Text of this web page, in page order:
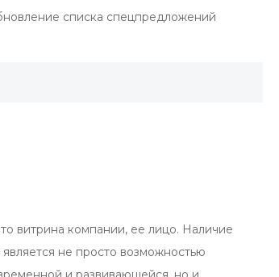
списка спецпредложений
витрина компании, ее лицо. Наличие
не просто возможностью